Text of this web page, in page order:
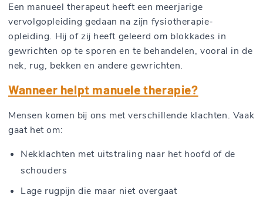
Een manueel therapeut heeft een meerjarige
vervolgopleiding gedaan na zijn fysiotherapie-
opleiding. Hij of zij heeft geleerd om blokkades in
gewrichten op te sporen en te behandelen, vooral in de
nek, rug, bekken en andere gewrichten.
Wanneer helpt manuele therapie?
Mensen komen bij ons met verschillende klachten. Vaak
gaat het om:
Nekklachten met uitstraling naar het hoofd of de
schouders
Lage rugpijn die maar niet overgaat